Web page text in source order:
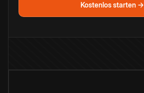
Kostenlos starten →